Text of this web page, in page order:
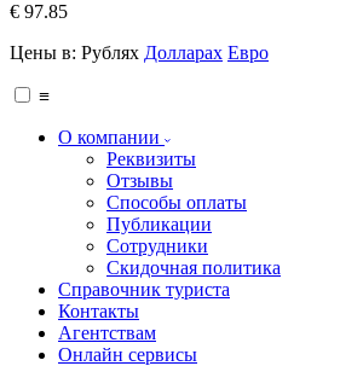
€ 97.85
Цены в: Рублях Долларах Евро
≡
О компании
Реквизиты
Отзывы
Способы оплаты
Публикации
Сотрудники
Скидочная политика
Справочник туриста
Контакты
Агентствам
Онлайн сервисы